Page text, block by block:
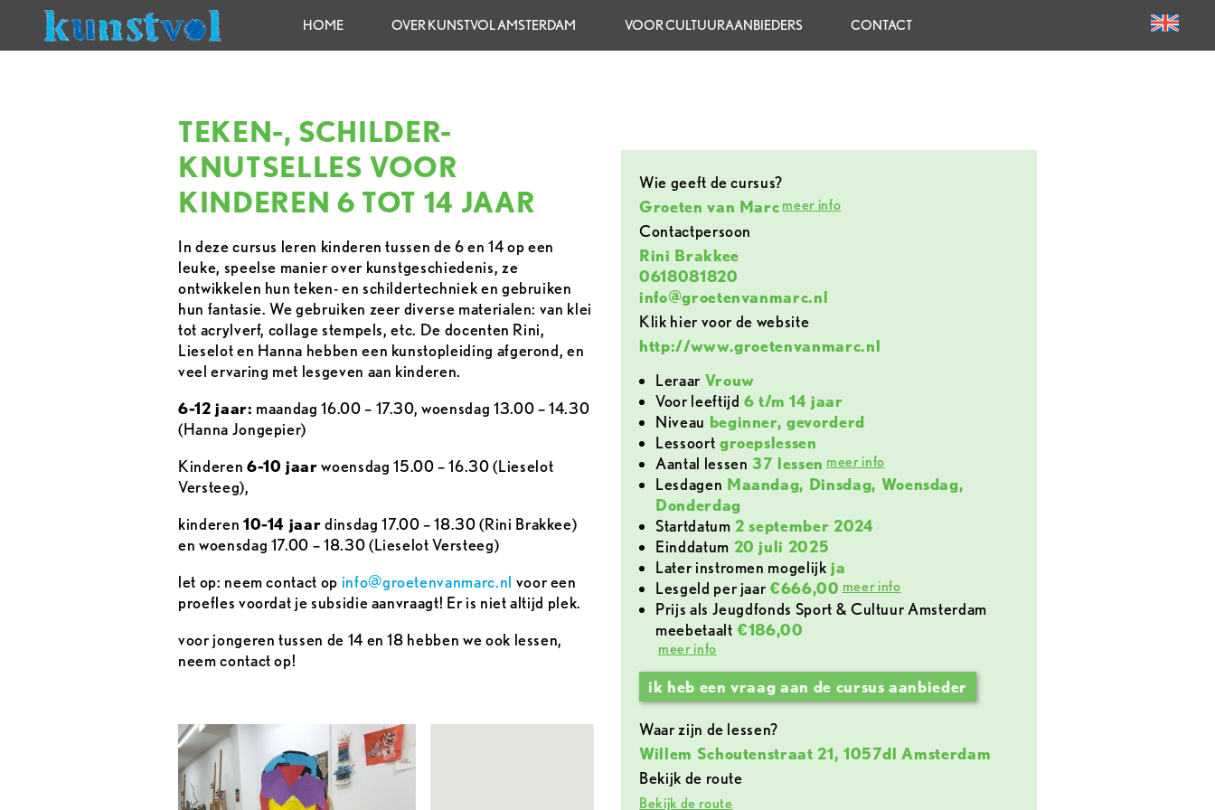
HOME OVER KUNSTVOL AMSTERDAM VOOR CULTUURAANBIEDERS CONTACT
TEKEN-, SCHILDER-
KNUTSELLES VOOR
KINDEREN 6 TOT 14 JAAR
In deze cursus leren kinderen tussen de 6 en 14 op een
leuke, speelse manier over kunstgeschiedenis, ze
ontwikkelen hun teken- en schildertechniek en gebruiken
hun fantasie. We gebruiken zeer diverse materialen: van klei
tot acrylverf, collage stempels, etc. De docenten Rini,
Lieselot en Hanna hebben een kunstopleiding afgerond, en
veel ervaring met lesgeven aan kinderen.
6-12 jaar: maandag 16.00 – 17.30, woensdag 13.00 – 14.30
(Hanna Jongepier)
Kinderen 6-10 jaarwoensdag 15.00 – 16.30 (Lieselot
Versteeg),
kinderen 10-14 jaardinsdag 17.00 – 18.30 (Rini Brakkee)
en woensdag 17.00 – 18.30 (Lieselot Versteeg)
let op: neem contact op info@groetenvanmarc.nl voor een
proefles voordat je subsidie aanvraagt! Er is niet altijd plek.
voor jongeren tussen de 14 en 18 hebben we ook lessen,
neem contact op!
Wie geeft de cursus?
Groeten van Marc meer info
contactpersoon
Rini Brakkee
0618081820
info@groetenvanmarc.nl
Klik hier voor de website
http://www.groetenvanmarc.nl
leraar Vrouw
voor leeftijd 6 t/m 14 jaar
Niveau beginner, gevorderd
lessoort groepslessen
aantal lessen 37 lessen meer info
lesdagen Maandag, Dinsdag, Woensdag,
Donderdag
Startdatum 2 september 2024
Einddatum 20 juli 2025
later instromen mogelijk ja
lesgeld per jaar€666,00 meer info
Prijs als Jeugdfonds Sport & Cultuur Amsterdam
meebetaalt €186,00
meer info
ik heb een vraag aan de cursus aanbieder
Waar zijn de lessen?
Willem Schoutenstraat 21, 1057dl Amsterdam
Bekijk de route
Bekijk de route